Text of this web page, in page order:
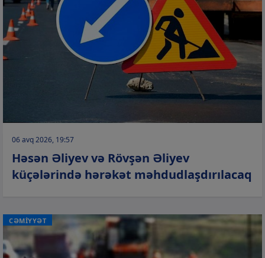
06 avq 2026, 19:57
Həsən Əliyev və Rövşən Əliyev
küçələrində hərəkət məhdudlaşdırılacaq
CƏMİYYƏT